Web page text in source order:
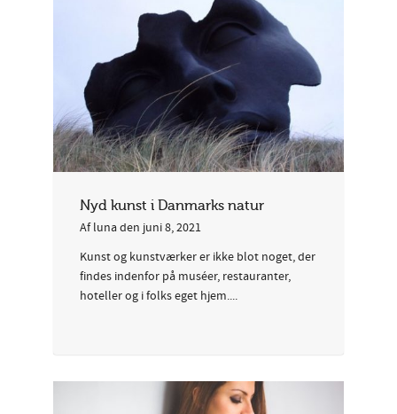
Nyd kunst i Danmarks natur
Aflunaden juni 8, 2021
Kunst og kunstværker er ikke blot noget, der
findes indenfor på muséer, restauranter,
hoteller og i folks eget hjem....